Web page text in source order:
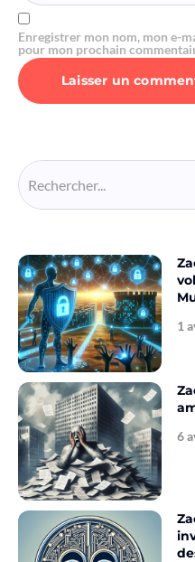
Enregistrer mon nom, mon e-
pour mon prochain
1
6